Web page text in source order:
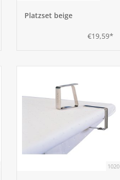
Platzset beige
€19,59*
1020